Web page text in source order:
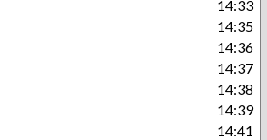
14:33
14:35
14:36
14:37
14:38
14:39
14:41